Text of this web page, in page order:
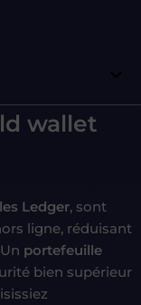
wallet
Ledger, sont
ligne, réduisant
portefeuille
bien supérieur